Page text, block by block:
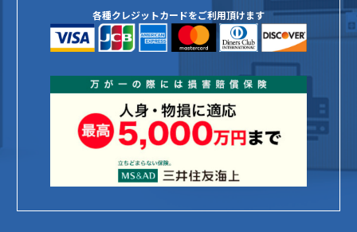
各種クレジットカードをご利用頂けます